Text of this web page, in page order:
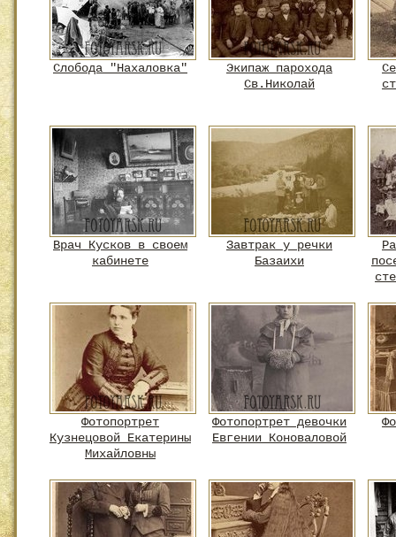
Слобода "Нахаловка"
Экипаж парохода
Св.Николай
Врач Кусков в своем
кабинете
Завтрак у речки
Базаихи
Фотопортрет
Кузнецовой Екатерины
Михайловны
Фотопортрет девочки
Евгении Коноваловой